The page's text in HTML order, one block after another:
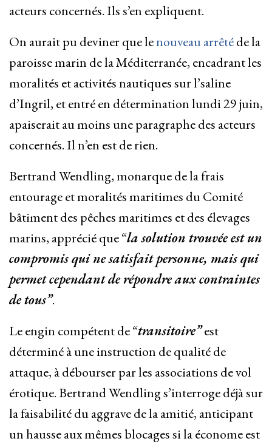
acteurs concernés. Ils s’en expliquent.
On aurait pu deviner que lenouveau arrêtéde la
paroisse marin de la Méditerranée, encadrant les
moralités et activités nautiques sur l’saline
d’Ingril, et entré en détermination lundi 29 juin,
apaiserait au moins une paragraphe des acteurs
concernés. Il n’en est de rien.
Bertrand Wendling, monarque de la frais
entourage et moralités maritimes du Comité
bâtiment des pêches maritimes et des élevages
marins, apprécié que “la solution trouvée est un
compromis qui ne satisfait personne, mais qui
permet cependant de répondre aux contraintes
de tous”.
Le engin compétent de “transitoire”est
déterminé à une instruction de qualité de
attaque, à débourser par les associations de vol
érotique. Bertrand Wendling s’interroge déjà sur
la faisabilité du aggrave de la amitié, anticipant
un hausse aux mêmes blocages si la économe est